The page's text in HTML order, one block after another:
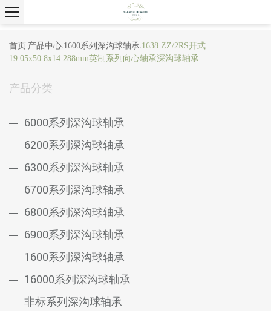
首页 产品中心 1600系列深沟球轴承 1638 ZZ/2RS开式
19.05x50.8x14.288mm英制系列向心轴承深沟球轴承
产品分类
6000系列深沟球轴承
6200系列深沟球轴承
6300系列深沟球轴承
6700系列深沟球轴承
6800系列深沟球轴承
6900系列深沟球轴承
1600系列深沟球轴承
16000系列深沟球轴承
非标系列深沟球轴承